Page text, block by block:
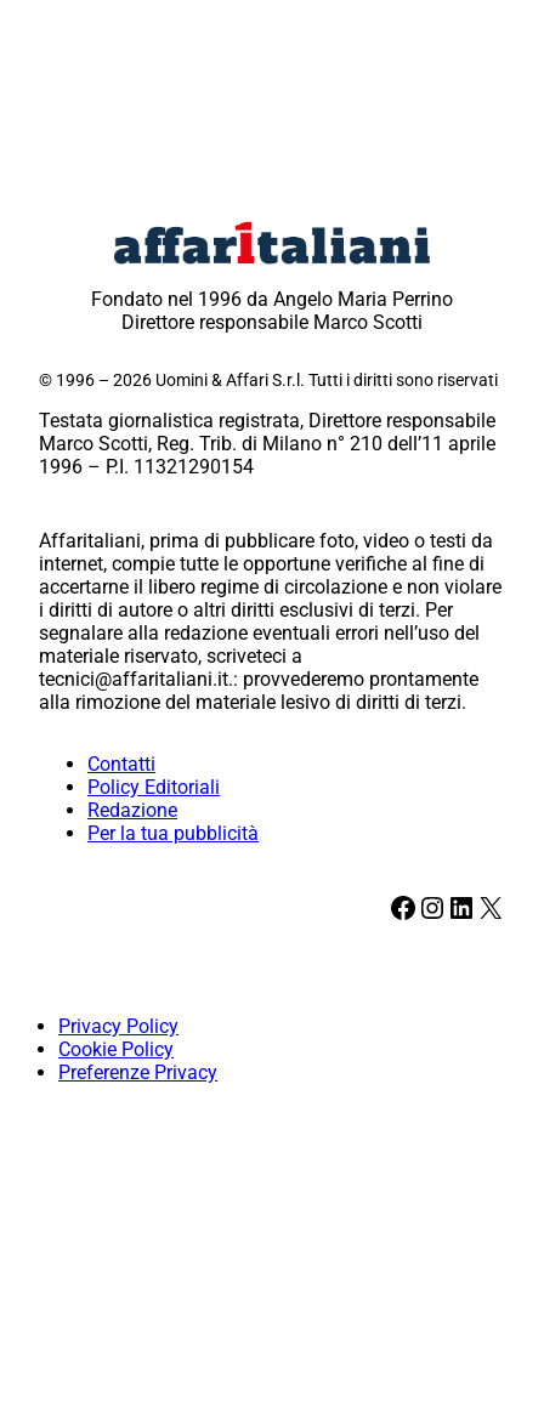
Fondato nel 1996 da Angelo Maria Perrino
Direttore responsabile Marco Scotti
© 1996 – 2026 Uomini & Affari S.r.l. Tutti i diritti sono riservati
Testata giornalistica registrata, Direttore responsabile
Marco Scotti, Reg. Trib. di Milano n° 210 dell’11 aprile
1996 – P.I. 11321290154
Affaritaliani, prima di pubblicare foto, video o testi da
internet, compie tutte le opportune verifiche al fine di
accertarne il libero regime di circolazione e non violare
i diritti di autore o altri diritti esclusivi di terzi. Per
segnalare alla redazione eventuali errori nell’uso del
materiale riservato, scriveteci a
tecnici@affaritaliani.it.: provvederemo prontamente
alla rimozione del materiale lesivo di diritti di terzi.
Contatti
Policy Editoriali
Redazione
Per la tua pubblicità
Facebook Instagram LinkedIn X
Privacy Policy
Cookie Policy
Preferenze Privacy